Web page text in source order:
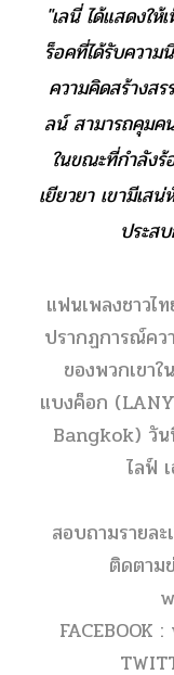
"เลนี่ ได้แสดงให้
ร็อคที่ได้รับความ
ความคิดสร้างส
ลน์ สามารถคุมค
ในขณะที่กำลังร้
เยียวยา เขามีเ
ประส
แฟนเพลงชาวไ
ปรากฏการณ์คว
ของพวกเขา
แบงค็อก
Bangkok) วั
ไลฟ์
สอบถามรายละ
ติดตาม
FACEBOOK :